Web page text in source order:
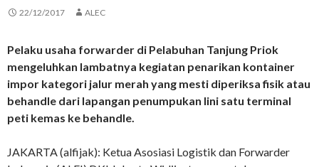
22/12/2017 ALEC
Pelaku usaha forwarder di Pelabuhan Tanjung Priok
mengeluhkan lambatnya kegiatan penarikan kontainer
impor kategori jalur merah yang mesti diperiksa fisik atau
behandle dari lapangan penumpukan lini satu terminal
peti kemas ke behandle.
JAKARTA (alfijak): Ketua Asosiasi Logistik dan Forwarder